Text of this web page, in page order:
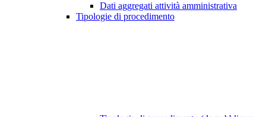
Dati aggregati attività amministrativa
Tipologie di procedimento